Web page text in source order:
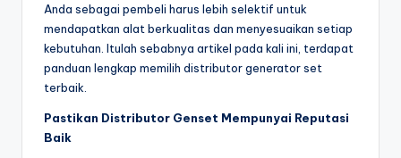
Anda sebagai pembeli harus lebih selektif untuk
mendapatkan alat berkualitas dan menyesuaikan setiap
kebutuhan. Itulah sebabnya artikel pada kali ini, terdapat
panduan lengkap memilih distributor generator set
terbaik.
Pastikan Distributor Genset Mempunyai Reputasi
Baik